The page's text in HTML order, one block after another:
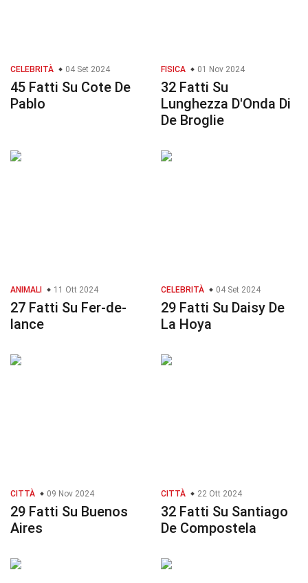
CELEBRITÀ 04 Set 2024
45 Fatti Su Cote De
Pablo
FISICA 01 Nov 2024
32 Fatti Su
Lunghezza D'Onda Di
De Broglie
ANIMALI 11 Ott 2024
27 Fatti Su Fer-de-
lance
CELEBRITÀ 04 Set 2024
29 Fatti Su Daisy De
La Hoya
CITTÀ 09 Nov 2024
29 Fatti Su Buenos
Aires
CITTÀ 22 Ott 2024
32 Fatti Su Santiago
De Compostela